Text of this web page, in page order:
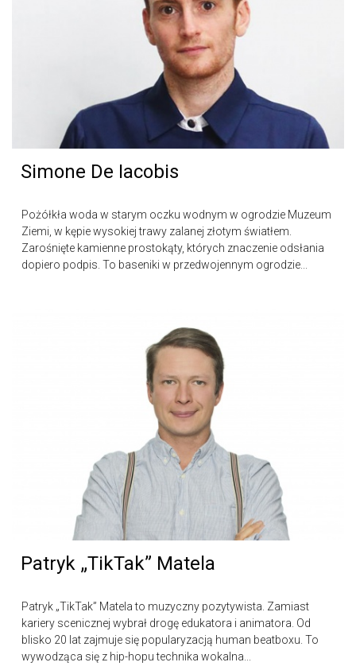
Simone De Iacobis
Pożółkła woda w starym oczku wodnym w ogrodzie Muzeum
Ziemi, w kępie wysokiej trawy zalanej złotym światłem.
Zarośnięte kamienne prostokąty, których znaczenie odsłania
dopiero podpis. To baseniki w przedwojennym ogrodzie...
Patryk „TikTak” Matela
Patryk „TikTak” Matela to muzyczny pozytywista. Zamiast
kariery scenicznej wybrał drogę edukatora i animatora. Od
blisko 20 lat zajmuje się popularyzacją human beatboxu. To
wywodząca się z hip-hopu technika wokalna...